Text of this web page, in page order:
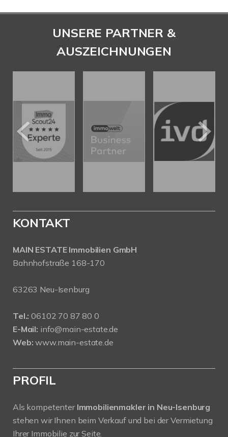
UNSERE PARTNER &
AUSZEICHNUNGEN
KONTAKT
MAIN ESTATE Immobilien GmbH
Bahnhofstraße 168-170
63263 Neu-Isenburg
Tel.: 06102 70 87 80 0
E-Mail: info@main-estate.de
Web: www.main-estate.de
PROFIL
Als kompetenter Immobilienmakler in Neu-Isenburg
stehen wir Ihnen beim Verkauf und bei der Vermietung
Ihrer Immobilie zur Seite.